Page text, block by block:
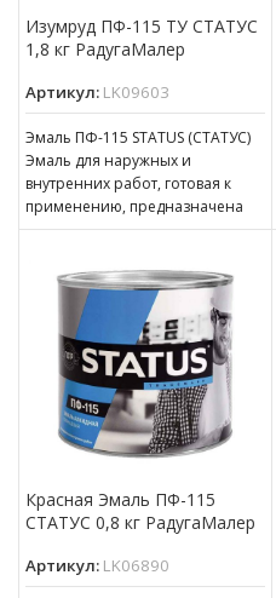
Изумруд ПФ-115 ТУ СТАТУС
1,8 кг РадугаМалер
Артикул: LK09603
Эмаль ПФ-115 STATUS (СТАТУС)
Эмаль для наружных и
внутренних работ, готовая к
применению, предназначена
для покрытия металлических,
оштукатуренных
Красная Эмаль ПФ-115
СТАТУС 0,8 кг РадугаМалер
Артикул: LK06890